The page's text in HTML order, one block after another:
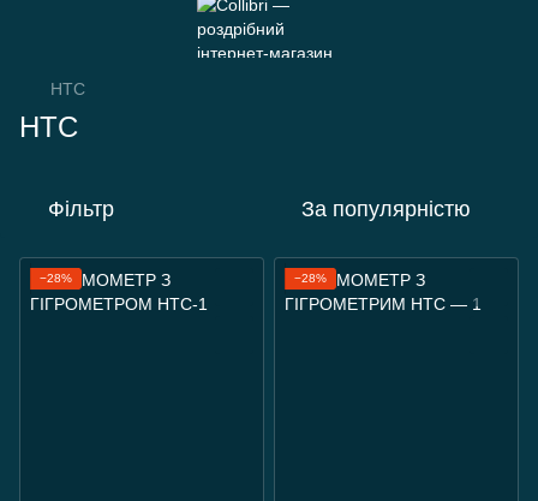
HTC
HTC
Фільтр За популярністю
−28% −28%